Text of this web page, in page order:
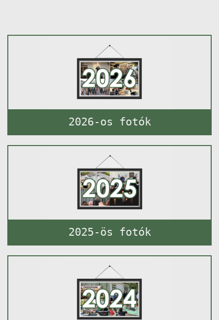
2026-os fotók
2025-ös fotók